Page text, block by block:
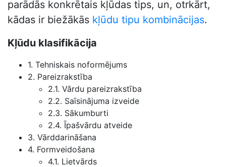
parādās konkrētais kļūdas tips, un, otrkārt,
kādas ir biežākās kļūdu tipu kombinācijas.
Kļūdu klasifikācija
1. Tehniskais noformējums
2. Pareizrakstība
2.1. Vārdu pareizrakstība
2.2. Saīsinājuma izveide
2.3. Sākumburti
2.4. Īpašvārdu atveide
3. Vārddarināšana
4. Formveidošana
4.1. Lietvārds